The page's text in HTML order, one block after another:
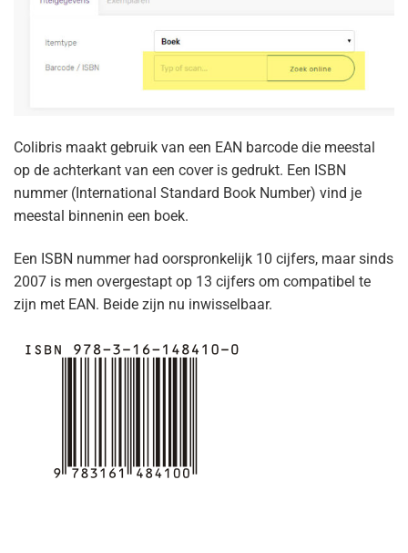
Colibris maakt gebruik van een EAN barcode die meestal
op de achterkant van een cover is gedrukt. Een ISBN
nummer (International Standard Book Number) vind je
meestal binnenin een boek.
Een ISBN nummer had oorspronkelijk 10 cijfers, maar sinds
2007 is men overgestapt op 13 cijfers om compatibel te
zijn met EAN. Beide zijn nu inwisselbaar.